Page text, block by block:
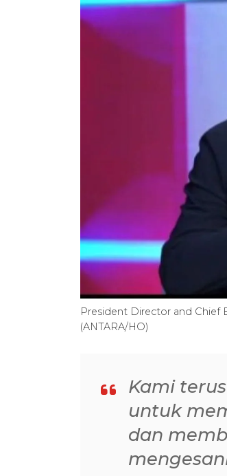
President Director and Chief
(ANTARA/HO)
Kami
untuk
dan